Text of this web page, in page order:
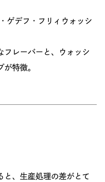
ゲデフ・フリィウォッシ
フレーバーと、ウォッシ
特徴。
と、生産処理の差がとて